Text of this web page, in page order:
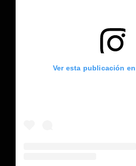
Ver esta publicación